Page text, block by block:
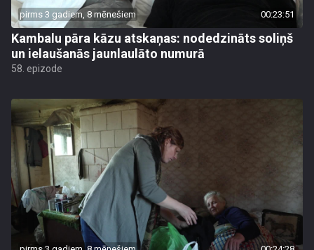
pirms 3 gadiem, 8 mēnešiem 00:23:51
Kambalu pāra kāzu atskaņas: nodedzināts soliņš
un ielaušanās jaunlaulāto numurā
58. epizode